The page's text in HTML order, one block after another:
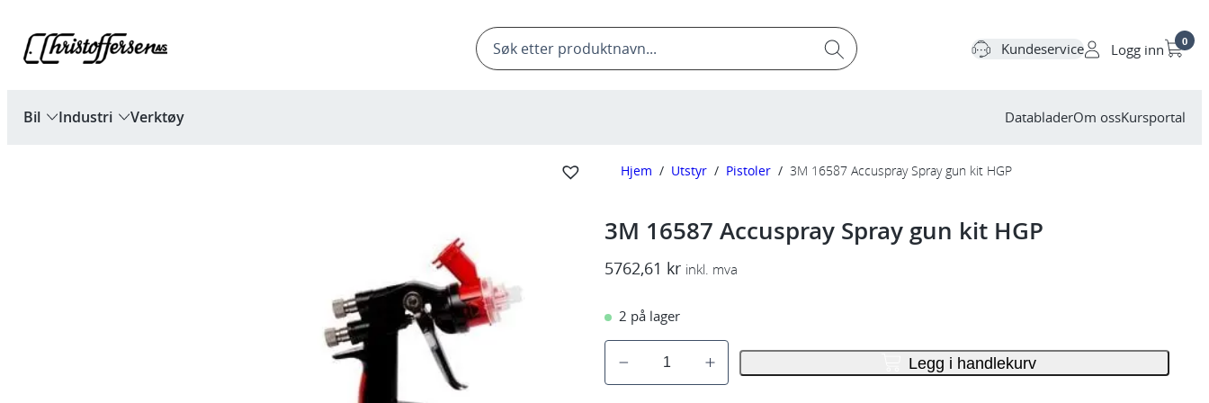
innhold
Products
search Kundeservice Logg inn 0
Bil Industri Verktøy DatabladerOm ossKursportal
Hjem / Utstyr / Pistoler / 3M 16587 Accuspray Spray gun kit HGP
3M 16587 Accuspray Spray gun kit HGP
5762,61 kr inkl. mva
2 på lager
M
Legg i handlekurv